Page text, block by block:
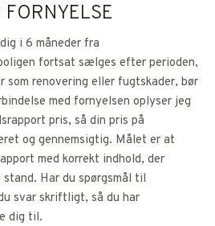
i 6 måneder fra
fortsat sælges efter perioden,
renovering eller fugtskader, bør
med fornyelsen oplyser jeg
pris, så din pris på
og gennemsigtig. Målet er at
med korrekt indhold, der
Har du spørgsmål til
svar skriftligt, så du har
dig til.​